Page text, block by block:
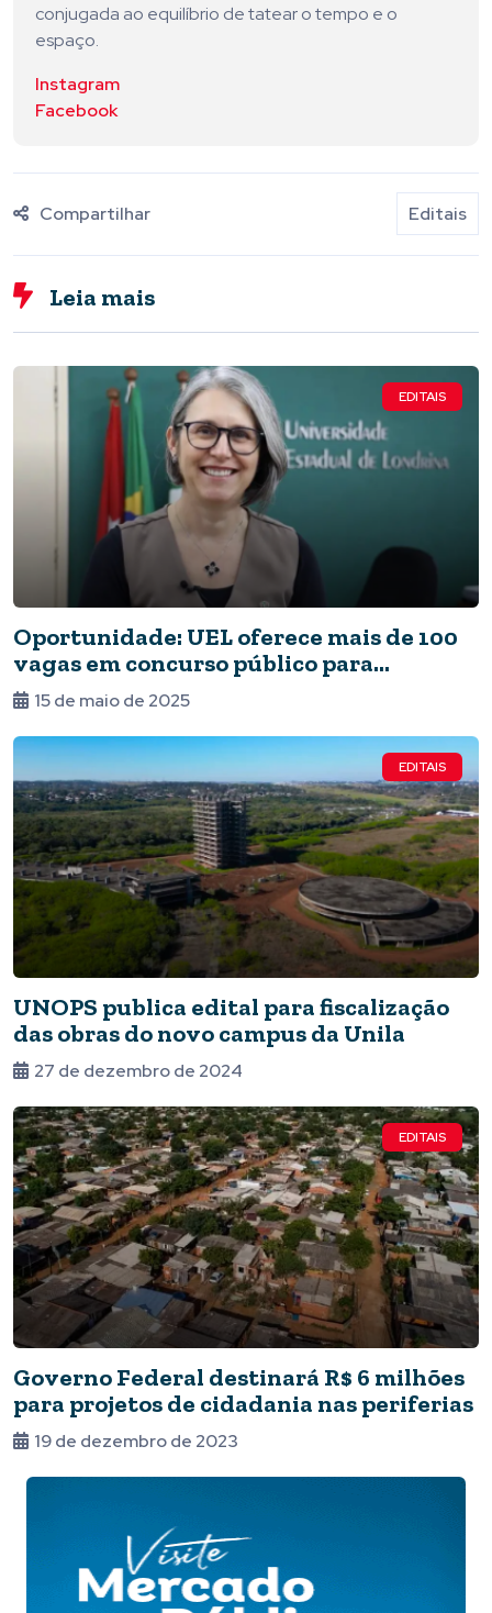
conjugada ao equilíbrio de tatear o tempo e o
espaço.
Instagram
Facebook
Compartilhar Editais
Leia mais
EDITAIS
Oportunidade: UEL oferece mais de 100
vagas em concurso público para
professor
15 de maio de 2025
EDITAIS
UNOPS publica edital para fiscalização
das obras do novo campus da Unila
27 de dezembro de 2024
EDITAIS
Governo Federal destinará R$ 6 milhões
para projetos de cidadania nas periferias
19 de dezembro de 2023